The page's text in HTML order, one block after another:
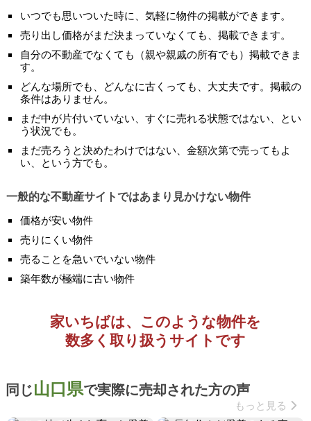
いつでも思いついた時に、気軽に物件の掲載ができます。
売り出し価格がまだ決まっていなくても、掲載できます。
自分の不動産でなくても（親や親戚の所有でも）掲載できま
す。
どんな場所でも、どんなに古くっても、大丈夫です。掲載の
条件はありません。
まだ中が片付いていない、すぐに売れる状態ではない、とい
う状況でも。
まだ売ろうと決めたわけではない、金額次第で売ってもよ
い、という方でも。
一般的な不動産サイトではあまり見かけない物件
価格が安い物件
売りにくい物件
売ることを急いでいない物件
築年数が極端に古い物件
家いちばは、このような物件を
数多く取り扱うサイトです
同じ山口県で実際に売却された方の声
もっと見る